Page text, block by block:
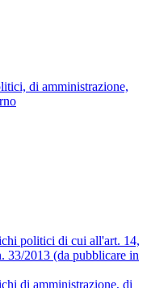
di amministrazione,
politici di cui all'art. 14,
33/2013 (da pubblicare in
di amministrazione, di